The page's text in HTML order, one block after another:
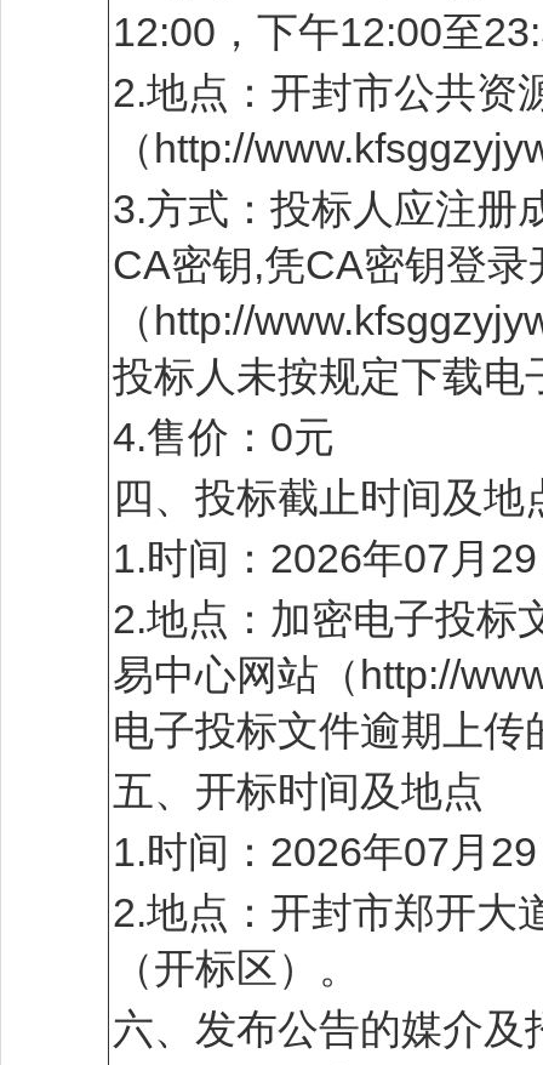
12:00，下午12:00至
2.地点：开封市公共资
（http://
3.方式：投标人应注册
CA密钥,凭CA密钥登
（http://
投标人未按规定下载电
4.售价：0元
四、投标截止时间及地
1.时间：2026年07月
2.地点：加密电子投标
易中心网站（http://
电子投标文件逾期上
五、开标时间及地点
1.时间：2026年07月
2.地点：开封市郑开大
（开标区）。
六、发布公告的媒介及